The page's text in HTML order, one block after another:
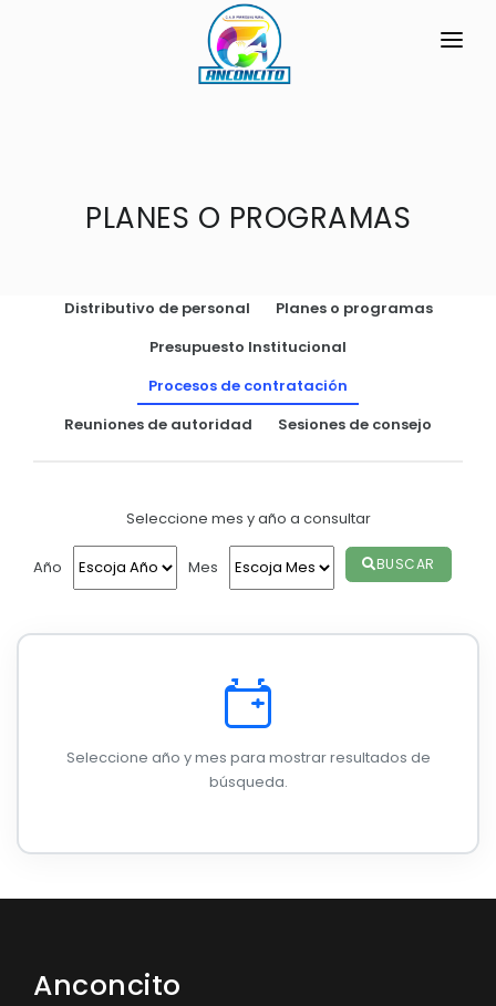
GENERALIDADES
Bandera de la Parroquia
Escudo de la Parroquia
GESTIÓN Y PRESUPUESTO
GESTIÓN INSTITUCIONAL
Sesiones Ordinarias
Convocatorias
GESTIÓN ADMINISTRATIVA
Plan Operativo Anual - POA
Convenios Institucionales
PRESUPUESTO: EJECUCIÓN Y REPORTES
Procesos de contratación
Ejecución Presupuestaria
MECANISMOS DE PARTICIPACIÓN
CIUDADANÍA ACTIVA
CONSEJO DE PLANIFICACION 2025
PLAN DE ACCIÓN PARA CUMPLIMIENTO DE
PLANES O PROGRAMAS
Distributivo de personal
Planes o programas
Presupuesto Institucional
Procesos de contratación
Reuniones de autoridad
Sesiones de consejo
Seleccione mes y año a consultar
Año Mes BUSCAR
Seleccione año y mes para mostrar resultados de
búsqueda.
Anconcito